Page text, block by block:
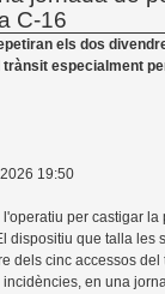
C-16
els dos
especialment
19:50
per castigar la
dispositiu que talla les
dels cinc accessos
en una